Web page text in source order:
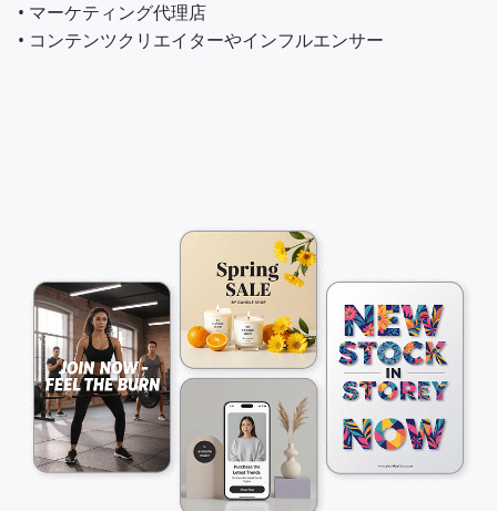
• マーケティング代理店
• コンテンツクリエイターやインフルエンサー